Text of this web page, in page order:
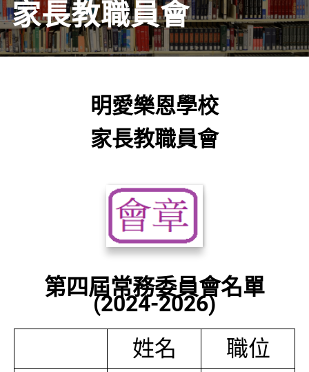
家長教職員會
明愛樂恩學校
家長教職員會
第四屆常務委員會名單
(2024-2026)
姓名
職位